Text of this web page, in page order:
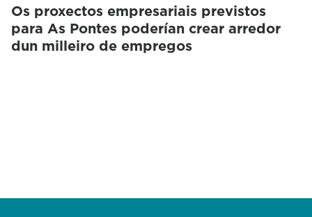
Os proxectos empresariais previstos
para As Pontes poderían crear arredor
dun milleiro de empregos